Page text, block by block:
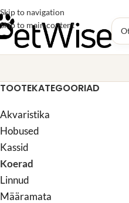
Skip to navigation
Skip to main content
TOOTEKATEGOORIAD
Akvaristika
Hobused
Kassid
Koerad
Linnud
Määramata